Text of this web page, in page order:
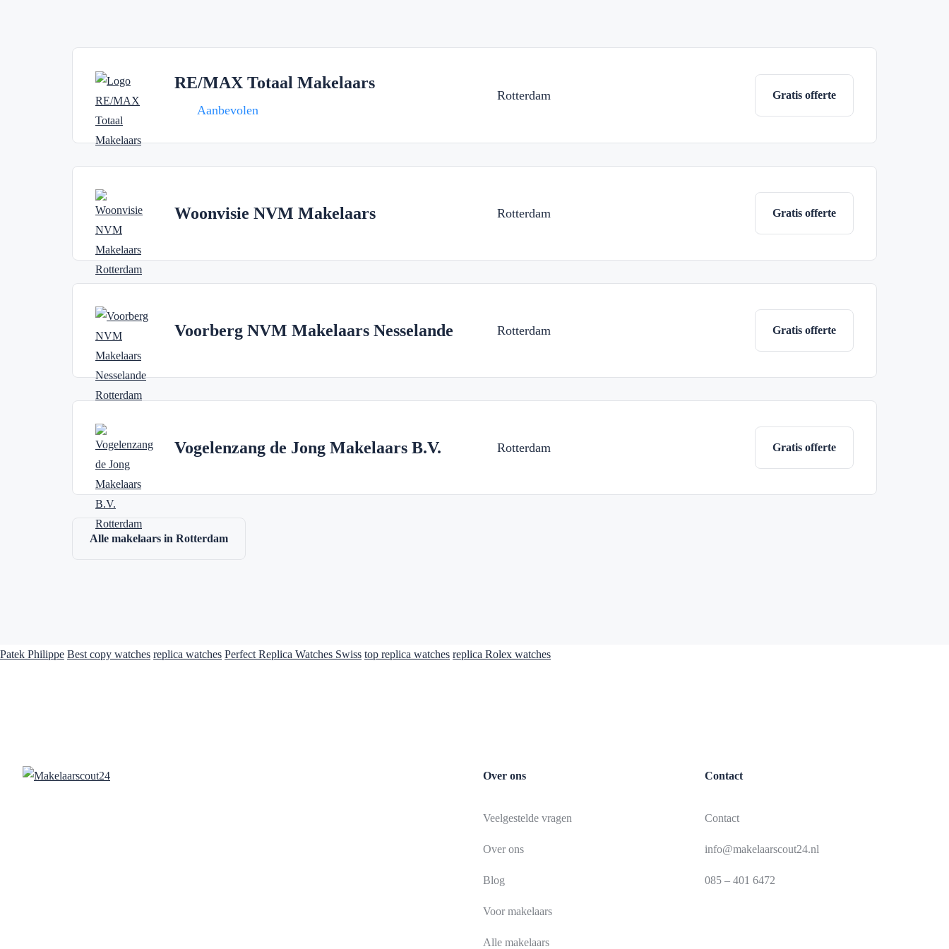
RE/MAX Totaal Makelaars
Aanbevolen
Rotterdam Gratis offerte
Woonvisie NVM Makelaars Rotterdam Gratis offerte
Voorberg NVM Makelaars Nesselande Rotterdam Gratis offerte
Vogelenzang de Jong Makelaars B.V. Rotterdam Gratis offerte
Alle makelaars in Rotterdam
Patek Philippe Best copy watches replica watches Perfect Replica Watches Swiss top replica watches replica Rolex watches
Over ons
Veelgestelde vragen
Over ons
Blog
Voor makelaars
Alle makelaars
Contact
Contact
info@makelaarscout24.nl
085 – 401 6472